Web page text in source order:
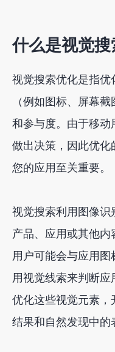
什么是视觉
视觉搜索优化是指
（例如图标、屏幕
和参与度。由于移动
做出决策，因此优
您的应用至关重要。
视觉搜索利用图像
产品、应用或其他
用户可能会与应用
用视觉线索来判断
优化这些视觉元素
结果和自然发现中的